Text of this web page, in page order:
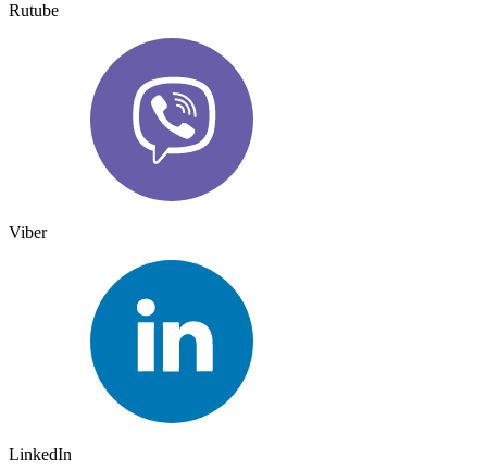
Rutube
Viber
LinkedIn